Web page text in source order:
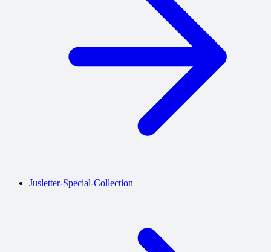
Jusletter-Special-Collection